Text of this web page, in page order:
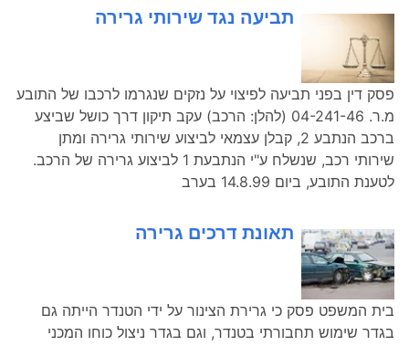
תביעה נגד שירותי גרירה
פסק דין בפני תביעה לפיצוי על נזקים שנגרמו לרכבו של התובע
מ.ר. 04-241-46 (להלן: הרכב) עקב תיקון דרך כושל שביצע
ברכב הנתבע 2, קבלן עצמאי לביצוע שירותי גרירה ומתן
שירותי רכב, שנשלח ע"י הנתבעת 1 לביצוע גרירה של הרכב.
לטענת התובע, ביום 14.8.99 בערב
תאונת דרכים גרירה
בית המשפט פסק כי גרירת הצינור על ידי הטנדר הייתה גם
בגדר שימוש תחבורתי בטנדר, וגם בגדר ניצול כוחו המכני